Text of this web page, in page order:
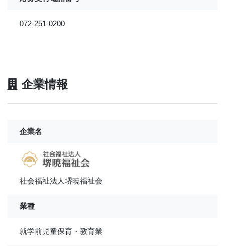
072-251-0200
企業情報
企業名
社会福祉法人堺暁福祉会
業種
就学前児童保育・教育業